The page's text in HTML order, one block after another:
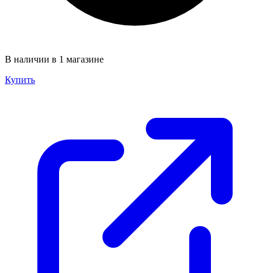
В наличии в 1 магазине
Купить